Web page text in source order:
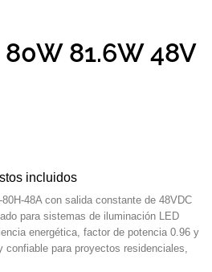
81.6W 48V
incluidos
48A con salida constante de 48VDC
para sistemas de iluminación LED
energética, factor de potencia 0.96 y
confiable para proyectos residenciales,